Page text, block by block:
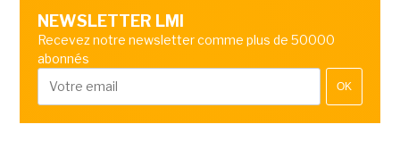
NEWSLETTER LMI
Recevez notre newsletter comme plus de 50000
abonnés
OK